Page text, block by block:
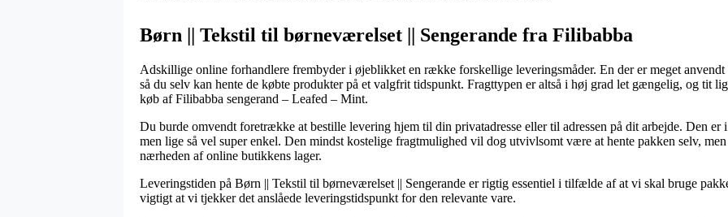
Børn || Tekstil til børneværelset || Sengerande fra Filibabba
Adskillige online forhandlere frembyder i øjeblikket en række forskellige leveringsmåder. En der er meget
så du selv kan hente de købte produkter på et valgfrit tidspunkt. Fragttypen er altså i høj grad let gængelig, og tit
køb af Filibabba sengerand – Leafed – Mint.
Du burde omvendt foretrække at bestille levering hjem til din privatadresse eller til adressen på dit arbejde. Den
men lige så vel super enkel. Den mindst kostelige fragtmulighed vil dog utvivlsomt være at hente pakken selv,
nærheden af online butikkens lager.
Leveringstiden på Børn || Tekstil til børneværelset || Sengerande er rigtig essentiel i tilfælde af at vi skal bruge
vigtigt at vi tjekker det anslåede leveringstidspunkt for den relevante vare.